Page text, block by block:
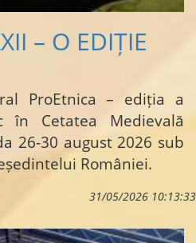
– O EDIȚIE
ProEtnica – ediția a
în Cetatea Medievală
26-30 august 2026 sub
României.
31/05/2026 10:13:33